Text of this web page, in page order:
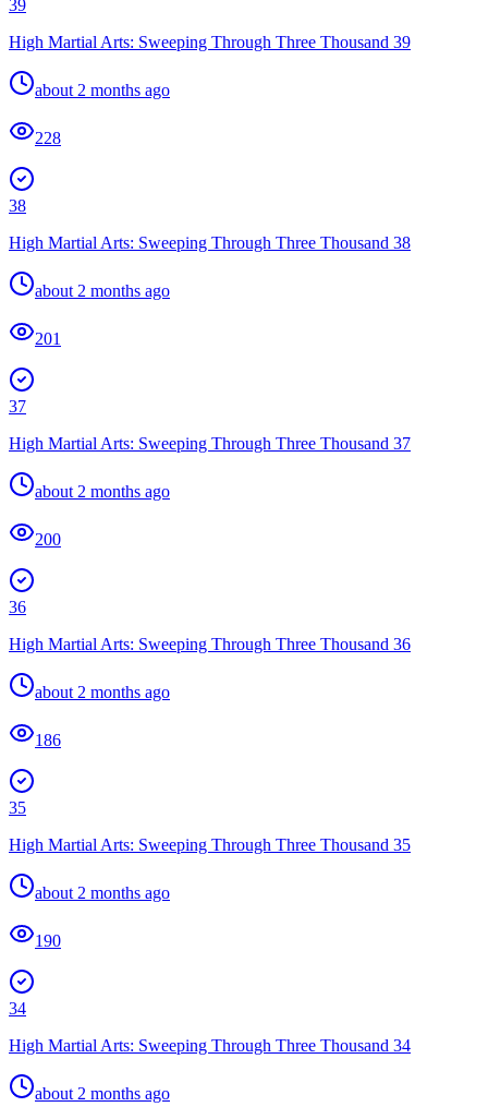
39
High Martial Arts: Sweeping Through Three Thousand 39
about 2 months ago
228
38
High Martial Arts: Sweeping Through Three Thousand 38
about 2 months ago
201
37
High Martial Arts: Sweeping Through Three Thousand 37
about 2 months ago
200
36
High Martial Arts: Sweeping Through Three Thousand 36
about 2 months ago
186
35
High Martial Arts: Sweeping Through Three Thousand 35
about 2 months ago
190
34
High Martial Arts: Sweeping Through Three Thousand 34
about 2 months ago